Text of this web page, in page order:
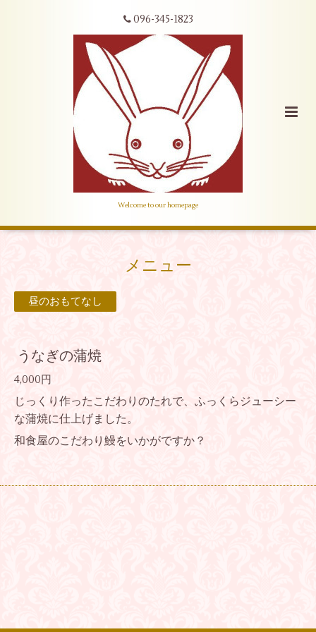
096-345-1823
Welcome to our homepage
メニュー
昼のおもてなし
うなぎの蒲焼
4,000円
じっくり作ったこだわりのたれで、ふっくらジューシー
な蒲焼に仕上げました。
和食屋のこだわり鰻をいかがですか？